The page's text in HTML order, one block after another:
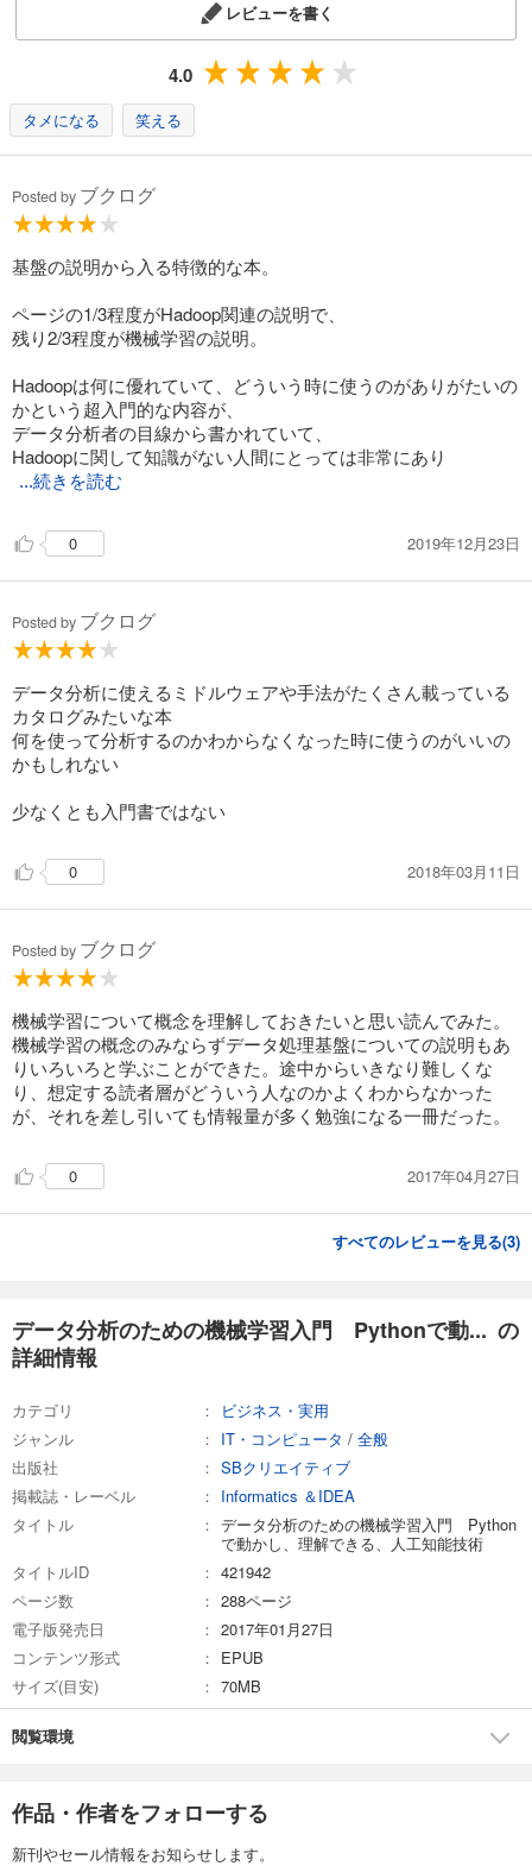
レビューを書く
4.0
タメになる 笑える
Posted by ブクログ
基盤の説明から入る特徴的な本。
ページの1/3程度がHadoop関連の説明で、
残り2/3程度が機械学習の説明。
Hadoopは何に優れていて、どういう時に使うのがありがたいの
かという超入門的な内容が、
データ分析者の目線から書かれていて、
Hadoopに関して知識がない人間にとっては非常にあり
...続きを読む
0 2019年12月23日
Posted by ブクログ
データ分析に使えるミドルウェアや手法がたくさん載っている
カタログみたいな本
何を使って分析するのかわからなくなった時に使うのがいいの
かもしれない
少なくとも入門書ではない
0 2018年03月11日
Posted by ブクログ
機械学習について概念を理解しておきたいと思い読んでみた。
機械学習の概念のみならずデータ処理基盤についての説明もあ
りいろいろと学ぶことができた。途中からいきなり難しくな
り、想定する読者層がどういう人なのかよくわからなかった
が、それを差し引いても情報量が多く勉強になる一冊だった。
0 2017年04月27日
すべてのレビューを見る(3)
データ分析のための機械学習入門 Pythonで動... の
詳細情報
カテゴリ
ビジネス・実用
ジャンル
IT・コンピュータ / 全般
出版社
SBクリエイティブ
掲載誌・レーベル
Informatics ＆IDEA
タイトル
データ分析のための機械学習入門 Python
で動かし、理解できる、人工知能技術
タイトルID
421942
ページ数
288ページ
電子版発売日
2017年01月27日
コンテンツ形式
EPUB
サイズ(目安)
70MB
閲覧環境
作品・作者をフォローする
新刊やセール情報をお知らせします。